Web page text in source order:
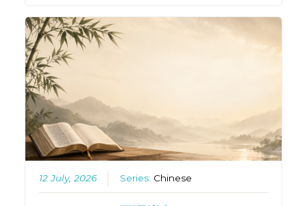
12 July, 2026 Series: Chinese